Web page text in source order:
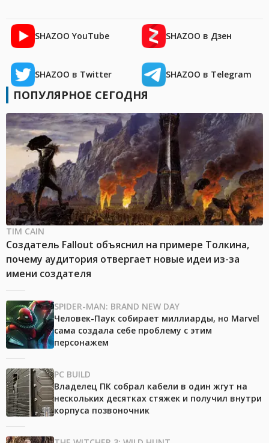
SHAZOO YouTube SHAZOO в Дзен
SHAZOO в Twitter SHAZOO в Telegram
ПОПУЛЯРНОЕ СЕГОДНЯ
TIM CAIN
Создатель Fallout объяснил на примере Толкина,
почему аудитория отвергает новые идеи из-за
имени создателя
SPIDER-MAN: BRAND NEW DAY
Человек-Паук собирает миллиарды, но Marvel
сама создала себе проблему с этим
персонажем
PC BUILD
Владелец ПК собрал кабели в один жгут на
нескольких десятках стяжек и получил внутри
корпуса позвоночник